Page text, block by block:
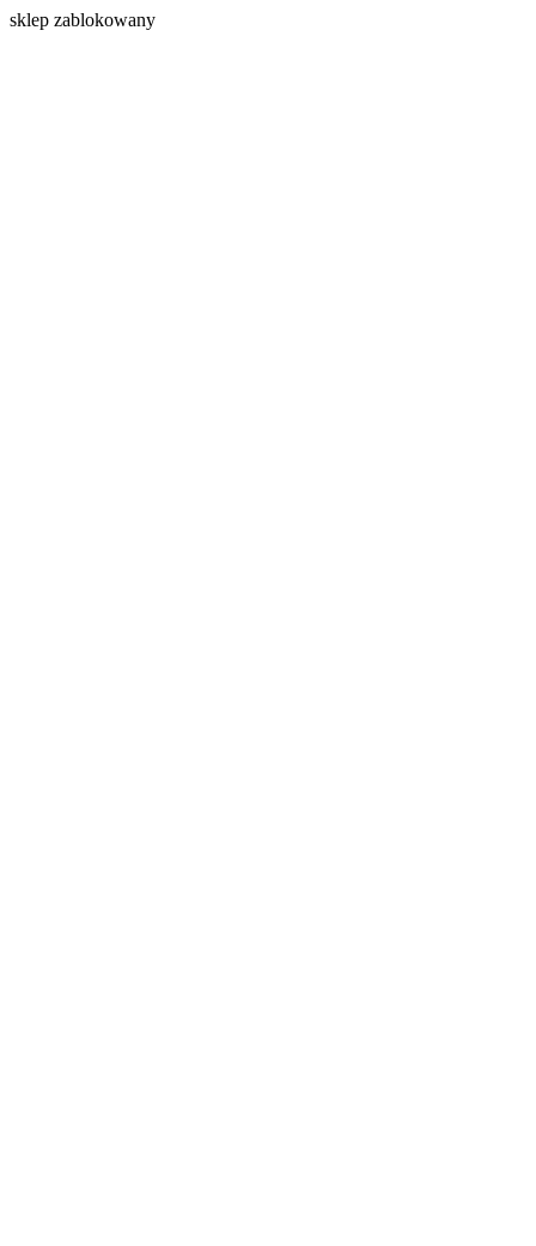
sklep zablokowany